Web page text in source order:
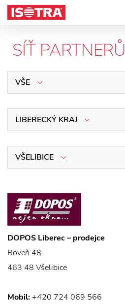
Přeskočit na obsah
SÍŤ PARTNERŮ
VŠE
LIBERECKÝ KRAJ
VŠELIBICE
DOPOS Liberec – prodejce
Roveň 48
463 48 Všelibice
Mobil: +420 724 069 566